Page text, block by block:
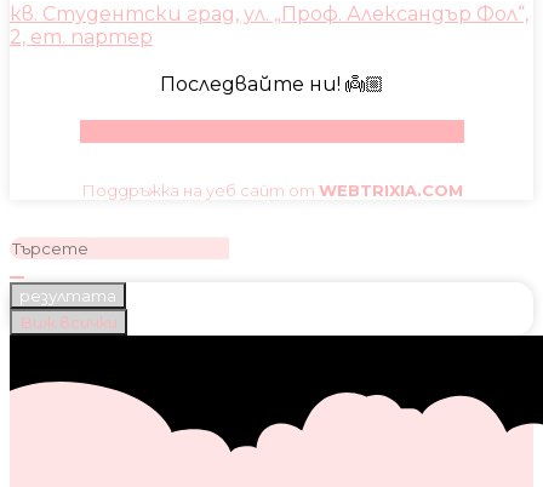
кв. Студентски град, ул. „Проф. Александър Фол“,
2, ет. партер
Последвайте ни! 👼🏼
Поддръжка на уеб сайт от WEBTRIXIA.COM
резултата
Виж всички